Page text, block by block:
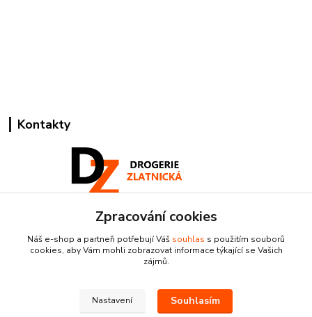
Kontakty
Pracovní doba:
+420 224 818 812
Po-Pá: 8:00-18:00 hod.
Zpracování cookies
Náš e-shop a partneři potřebují Váš souhlas s použitím souborů
cookies, aby Vám mohli zobrazovat informace týkající se Vašich
zájmů.
Nastavení Souhlasím